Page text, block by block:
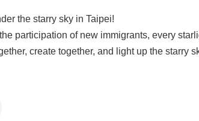
the starry sky in Taipei!
participation of new immigrants, every
create together, and light up the starry